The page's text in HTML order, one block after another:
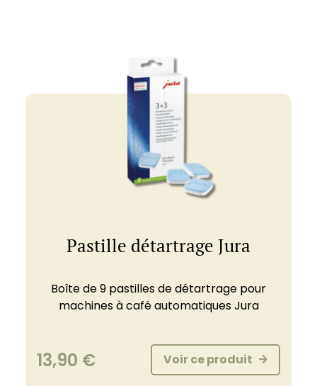
Pastille détartrage Jura
Boîte de 9 pastilles de détartrage pour
machines à café automatiques Jura
13,90 € Voir ce produit